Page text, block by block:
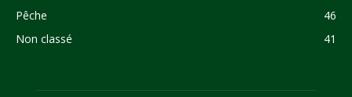
Pêche
46
Non classé
41